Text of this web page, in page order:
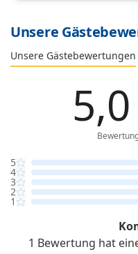
Unsere
Unsere Gästebewertungen
5,0
5
4
3
2
1
1 Bewertung hat